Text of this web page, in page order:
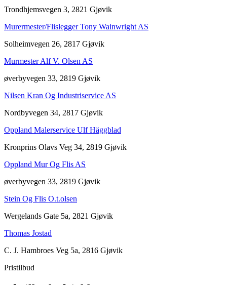
Trondhjemsvegen 3, 2821 Gjøvik
Murermester/Flislegger Tony Wainwright AS
Solheimvegen 26, 2817 Gjøvik
Murmester Alf V. Olsen AS
øverbyvegen 33, 2819 Gjøvik
Nilsen Kran Og Industriservice AS
Nordbyvegen 34, 2817 Gjøvik
Oppland Malerservice Ulf Häggblad
Kronprins Olavs Veg 34, 2819 Gjøvik
Oppland Mur Og Flis AS
øverbyvegen 33, 2819 Gjøvik
Stein Og Flis O.t.olsen
Wergelands Gate 5a, 2821 Gjøvik
Thomas Jostad
C. J. Hambroes Veg 5a, 2816 Gjøvik
Pristilbud